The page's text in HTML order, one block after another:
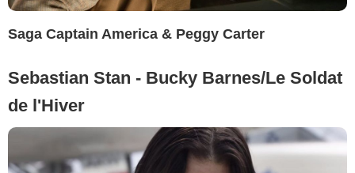
Saga Captain America & Peggy Carter
Sebastian Stan - Bucky Barnes/Le Soldat
de l'Hiver